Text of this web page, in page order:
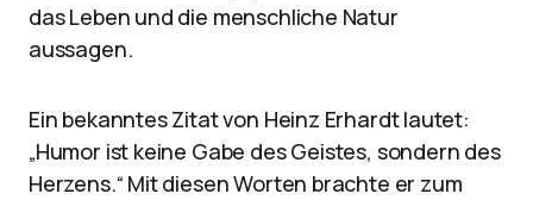
das Leben und die menschliche Natur
aussagen.
Ein bekanntes Zitat von Heinz Erhardt lautet:
„Humor ist keine Gabe des Geistes, sondern des
Herzens.“ Mit diesen Worten brachte er zum